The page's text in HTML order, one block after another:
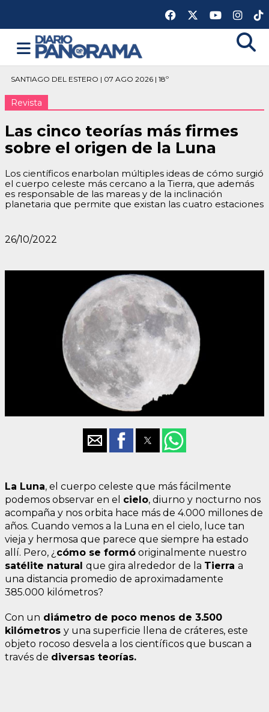
SANTIAGO DEL ESTERO | 07 AGO 2026 | 18º
Revista
Las cinco teorías más firmes
sobre el origen de la Luna
Los científicos enarbolan múltiples ideas de cómo surgió
el cuerpo celeste más cercano a la Tierra, que además
es responsable de las mareas y de la inclinación
planetaria que permite que existan las cuatro estaciones
26/10/2022
La Luna, el cuerpo celeste que más fácilmente
podemos observar en el cielo, diurno y nocturno nos
acompaña y nos orbita hace más de 4.000 millones de
años. Cuando vemos a la Luna en el cielo, luce tan
vieja y hermosa que parece que siempre ha estado
allí. Pero, ¿ cómo se formó originalmente nuestro
satélite natural que gira alrededor de la Tierra a
una distancia promedio de aproximadamente
385.000 kilómetros?
Con un diámetro de poco menos de 3.500
kilómetros y una superficie llena de cráteres, este
objeto rocoso desvela a los científicos que buscan a
través de diversas teorías.